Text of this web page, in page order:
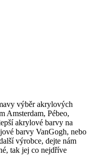
výběr akrylových
Amsterdam, Pébeo,
akrylové barvy na
barvy VanGogh, nebo
výrobce, dejte nám
tak jej co nejdříve